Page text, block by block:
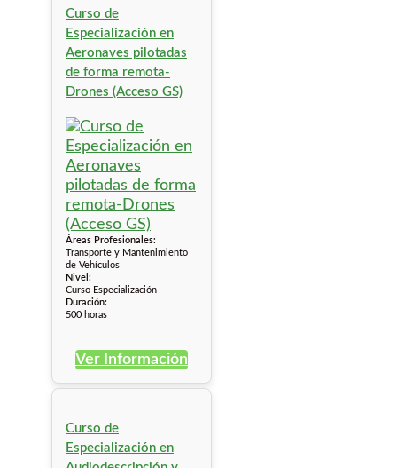
Curso de
Especialización en
Aeronaves pilotadas
de forma remota-
Drones (Acceso GS)
Áreas Profesionales:
Transporte y Mantenimiento
de Vehículos
Nivel:
Curso Especialización
Duración:
500 horas
Ver Información
Curso de
Especialización en